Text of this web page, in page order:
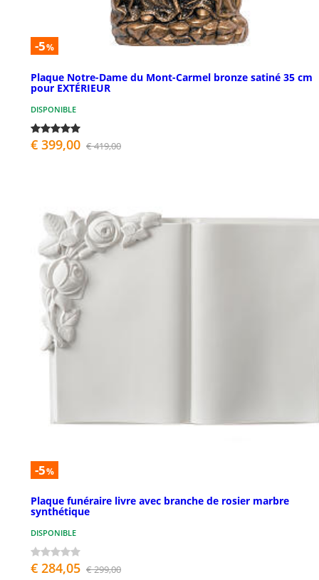
-5%
Plaque Notre-Dame du Mont-Carmel bronze satiné 35 cm
pour EXTÉRIEUR
DISPONIBLE
€ 399,00 € 419,00
-5%
Plaque funéraire livre avec branche de rosier marbre
synthétique
DISPONIBLE
€ 284,05 € 299,00